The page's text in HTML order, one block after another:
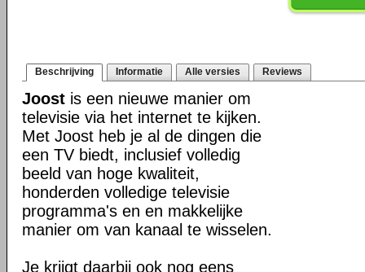
Beschrijving Informatie Alle versies Reviews
Joost is een nieuwe manier om
televisie via het internet te kijken.
Met Joost heb je al de dingen die
een TV biedt, inclusief volledig
beeld van hoge kwaliteit,
honderden volledige televisie
programma's en en makkelijke
manier om van kanaal te wisselen.
Je krijgt daarbij ook nog eens